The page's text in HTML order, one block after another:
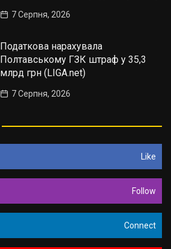
7 Серпня, 2026
Податкова нарахувала
Полтавському ГЗК штраф у 35,3
млрд грн (LIGA.net)
7 Серпня, 2026
Like
Follow
Connect